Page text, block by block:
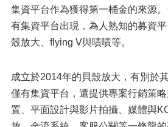
集資平台作為獲得第一桶金的來源
有集資平台出現，為人熟知的募資
殼放大、flying V與嘖嘖等。
成立於2014年的貝殼放大，有別於
僅有集資平台，還提供專案行銷策
置、平面設計與影片拍攝、媒體與